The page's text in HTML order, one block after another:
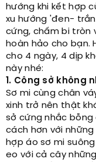
hướng khi kết hợp
xu hướng 'đen-
cứng, chấm bi tròn
hoàn hảo cho bạn.
cho 4 ngày, 4 dịp
này nhé:
1. Công sở không
Sơ mi cùng chân
xinh trở nên thật
sở cứng nhắc bỗng
cách hơn với
hợp áo sơ mi
eo với cả cây